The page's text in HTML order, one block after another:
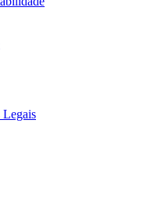
Legais